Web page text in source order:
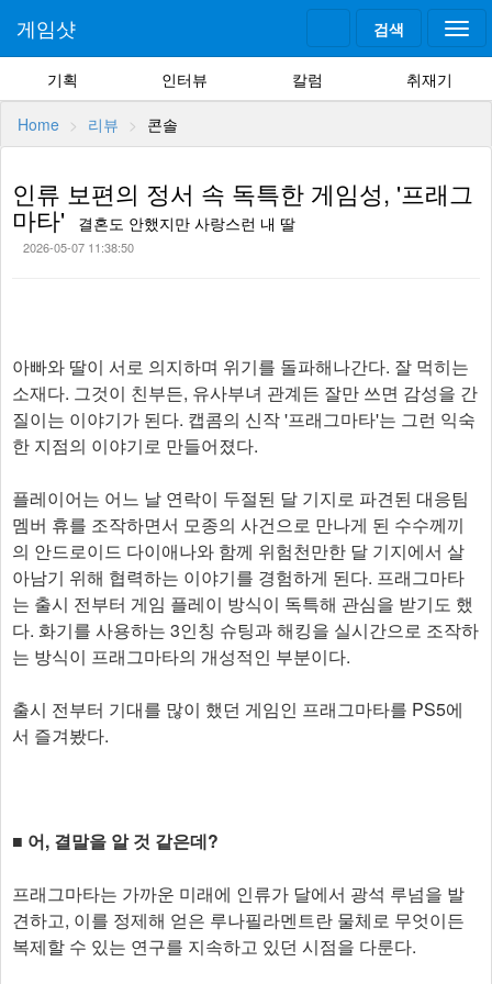
검색
게임샷
기획 인터뷰 칼럼 취재기
Home 리뷰 콘솔
인류 보편의 정서 속 독특한 게임성, '프래그
마타' 결혼도 안했지만 사랑스런 내 딸
2026-05-07 11:38:50
아빠와 딸이 서로 의지하며 위기를 돌파해나간다. 잘 먹히는
소재다. 그것이 친부든, 유사부녀 관계든 잘만 쓰면 감성을 간
질이는 이야기가 된다. 캡콤의 신작 '프래그마타'는 그런 익숙
한 지점의 이야기로 만들어졌다.
플레이어는 어느 날 연락이 두절된 달 기지로 파견된 대응팀
멤버 휴를 조작하면서 모종의 사건으로 만나게 된 수수께끼
의 안드로이드 다이애나와 함께 위험천만한 달 기지에서 살
아남기 위해 협력하는 이야기를 경험하게 된다. 프래그마타
는 출시 전부터 게임 플레이 방식이 독특해 관심을 받기도 했
다. 화기를 사용하는 3인칭 슈팅과 해킹을 실시간으로 조작하
는 방식이 프래그마타의 개성적인 부분이다.
출시 전부터 기대를 많이 했던 게임인 프래그마타를 PS5에
서 즐겨봤다.
■ 어, 결말을 알 것 같은데?
프래그마타는 가까운 미래에 인류가 달에서 광석 루넘을 발
견하고, 이를 정제해 얻은 루나필라멘트란 물체로 무엇이든
복제할 수 있는 연구를 지속하고 있던 시점을 다룬다.